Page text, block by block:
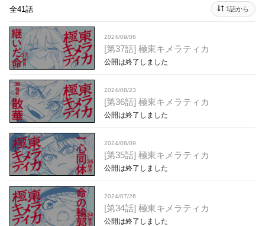
全41話 1話から
2024/09/06
[第37話] 極東キメラティカ
公開は終了しました
2024/08/23
[第36話] 極東キメラティカ
公開は終了しました
2024/08/09
[第35話] 極東キメラティカ
公開は終了しました
2024/07/26
[第34話] 極東キメラティカ
公開は終了しました